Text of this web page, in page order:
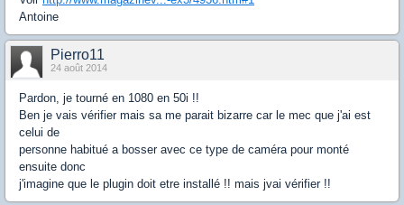
Antoine
Pierro11
24 août 2014
Pardon, je tourné en 1080 en 50i !!
Ben je vais vérifier mais sa me parait bizarre car le mec que j'ai est
celui de
personne habitué a bosser avec ce type de caméra pour monté
ensuite donc
j'imagine que le plugin doit etre installé !! mais jvai vérifier !!